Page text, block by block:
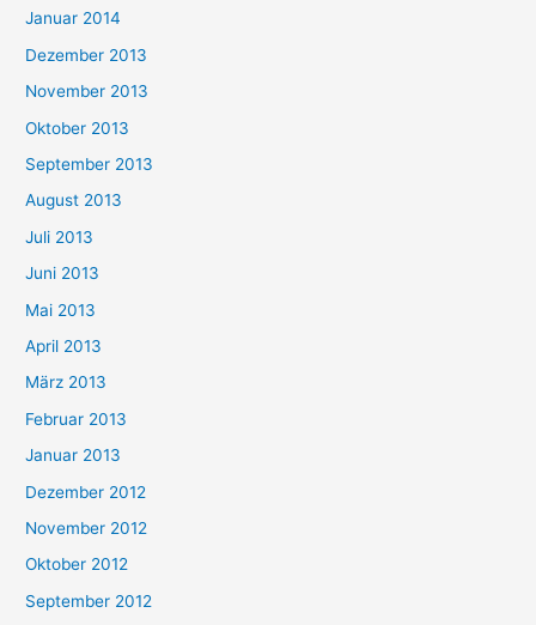
Januar 2014
Dezember 2013
November 2013
Oktober 2013
September 2013
August 2013
Juli 2013
Juni 2013
Mai 2013
April 2013
März 2013
Februar 2013
Januar 2013
Dezember 2012
November 2012
Oktober 2012
September 2012